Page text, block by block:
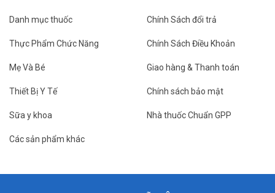
Danh mục thuốc
Thực Phẩm Chức Năng
Mẹ Và Bé
Thiết Bị Y Tế
Sữa y khoa
Các sản phẩm khác
Chính Sách đổi trả
Chính Sách Điều Khoản
Giao hàng & Thanh toán
Chính sách bảo mật
Nhà thuốc Chuẩn GPP